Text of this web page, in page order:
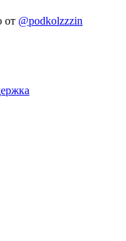
от @podkolzzzin